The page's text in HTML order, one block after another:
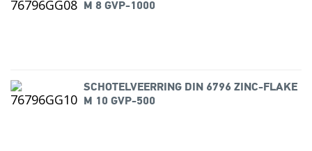
M 8 GVP-1000
SCHOTELVEERRING DIN 6796 ZINC-FLAKE
M 10 GVP-500